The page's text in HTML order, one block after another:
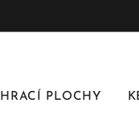
HRACÍ PLOCHY